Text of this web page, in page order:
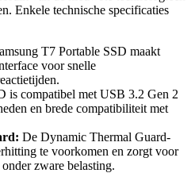
Enkele technische specificaties
T7 Portable SSD maakt
voor snelle
is compatibel met USB 3.2 Gen 2
en brede compatibiliteit met
De Dynamic Thermal Guard-
te voorkomen en zorgt voor
zware belasting.